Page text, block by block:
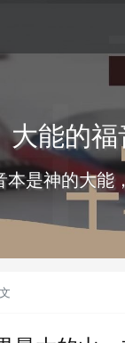
大能的福
本是神的大能